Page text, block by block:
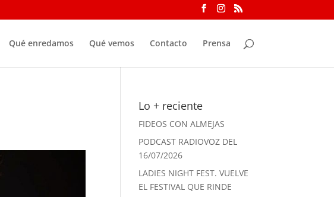
Qué enredamos Qué vemos Contacto Prensa
Lo + reciente
FIDEOS CON ALMEJAS
PODCAST RADIOVOZ DEL
16/07/2026
LADIES NIGHT FEST. VUELVE
EL FESTIVAL QUE RINDE